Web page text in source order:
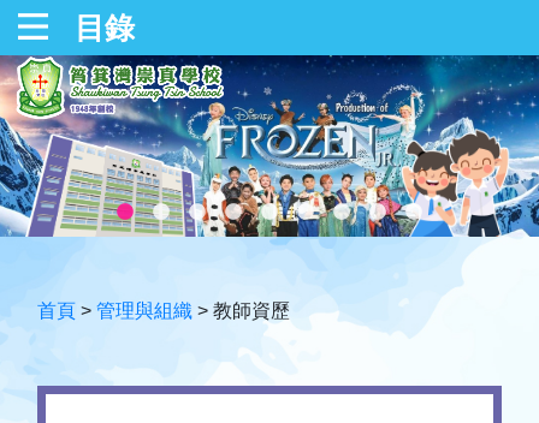
目錄
首頁 > 管理與組織 > 教師資歷